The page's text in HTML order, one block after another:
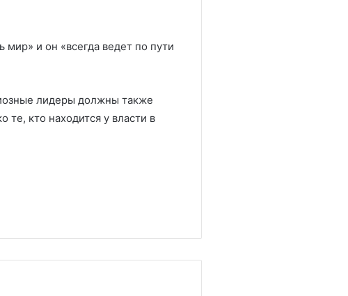
и он «всегда ведет по пути
лидеры должны также
те, кто находится у власти в